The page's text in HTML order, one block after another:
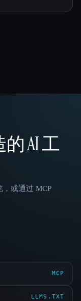
AI 工
或通过 MCP
MCP
LLMS.TXT